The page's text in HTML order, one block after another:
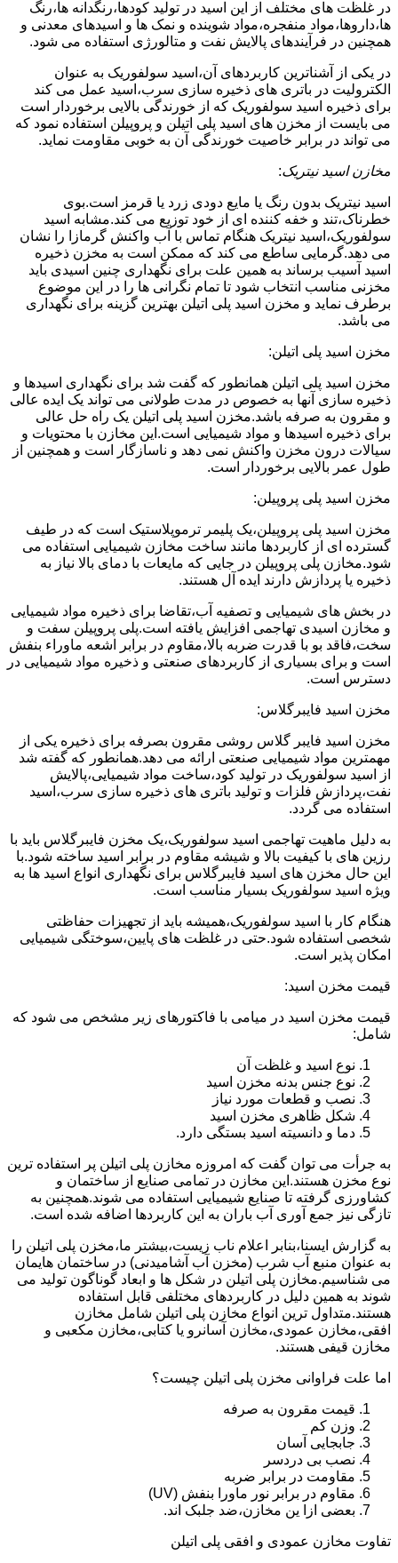
در غلظت های مختلف از این اسید در تولید کودها،رنگدانه ها،رنگ
ها،داروها،مواد منفجره،مواد شوینده و نمک ها و اسیدهای معدنی و
همچنین در فرآیندهای پالایش نفت و متالورژی استفاده می شود.
در یکی از آشناترین کاربردهای آن،اسید سولفوریک به عنوان
الکترولیت در باتری های ذخیره سازی سرب،اسید عمل می کند
برای ذخیره اسید سولفوریک که از خورندگی بالایی برخوردار است
می بایست از مخزن های اسید پلی اتیلن و پروپیلن استفاده نمود که
می تواند در برابر خاصیت خورندگی آن به خوبی مقاومت نماید.
مخازن اسید نیتریک:
اسید نیتریک بدون رنگ یا مایع دودی زرد یا قرمز است.بوی
خطرناک،تند و خفه کننده ای از خود توزیع می کند.مشابه اسید
سولفوریک،اسید نیتریک هنگام تماس با آب واکنش گرمازا را نشان
می دهد.گرمایی ساطع می کند که ممکن است به مخزن ذخیره
اسید آسیب برساند به همین علت برای نگهداری چنین اسیدی باید
مخزنی مناسب انتخاب شود تا تمام نگرانی ها را در این موضوع
برطرف نماید و مخزن اسید پلی اتیلن بهترین گزینه برای نگهداری
می باشد.
مخزن اسید پلی اتیلن:
مخزن اسید پلی اتیلن همانطور که گفت شد برای نگهداری اسیدها و
ذخیره سازی آنها به خصوص در مدت طولانی می تواند یک ایده عالی
و مقرون به صرفه باشد.مخزن اسید پلی اتیلن یک راه حل عالی
برای ذخیره اسیدها و مواد شیمیایی است.این مخازن با محتویات و
سیالات درون مخزن واکنش نمی دهد و ناسازگار است و همچنین از
طول عمر بالایی برخوردار است.
مخزن اسید پلی پروپیلن:
مخزن اسید پلی پروپیلن،یک پلیمر ترموپلاستیک است که در طیف
گسترده ای از کاربردها مانند ساخت مخازن شیمیایی استفاده می
شود.مخازن پلی پروپیلن در جایی که مایعات با دمای بالا نیاز به
ذخیره یا پردازش دارند ایده آل هستند.
در بخش های شیمیایی و تصفیه آب،تقاضا برای ذخیره مواد شیمیایی
و مخازن اسیدی تهاجمی افزایش یافته است.پلی پروپیلن سفت و
سخت،فاقد بو با قدرت ضربه بالا،مقاوم در برابر اشعه ماوراء بنفش
است و برای بسیاری از کاربردهای صنعتی و ذخیره مواد شیمیایی در
دسترس است.
مخزن اسید فایبرگلاس:
مخزن اسید فایبر گلاس روشی مقرون بصرفه برای ذخیره یکی از
مهمترین مواد شیمیایی صنعتی ارائه می دهد.همانطور که گفته شد
از اسید سولفوریک در تولید کود،ساخت مواد شیمیایی،پالایش
نفت،پردازش فلزات و تولید باتری های ذخیره سازی سرب،اسید
استفاده می گردد.
به دلیل ماهیت تهاجمی اسید سولفوریک،یک مخزن فایبرگلاس باید با
رزین های با کیفیت بالا و شیشه مقاوم در برابر اسید ساخته شود.با
این حال مخزن های اسید فایبرگلاس برای نگهداری انواع اسید ها به
ویژه اسید سولفوریک بسیار مناسب است.
هنگام کار با اسید سولفوریک،همیشه باید از تجهیزات حفاظتی
شخصی استفاده شود.حتی در غلظت های پایین،سوختگی شیمیایی
امکان پذیر است.
قیمت مخزن اسید:
قیمت مخزن اسید در میامی با فاکتورهای زیر مشخص می شود که
شامل:
نوع اسید و غلظت آن
نوع جنس بدنه مخزن اسید
نصب و قطعات مورد نیاز
شکل ظاهری مخزن اسید
دما و دانسیته اسید بستگی دارد.
به جرأت می توان گفت که امروزه مخازن پلی اتیلن پر استفاده ترین
نوع مخزن هستند.این مخازن در تمامی صنایع از ساختمان و
کشاورزی گرفته تا صنایع شیمیایی استفاده می شوند.همچنین به
تازگی نیز جمع آوری آب باران به این کاربردها اضافه شده است.
به گزارش ایسنا،بنابر اعلام ناب زیست،بیشتر ما،مخزن پلی اتیلن را
به عنوان منبع آب شرب (مخزن آب آشامیدنی) در ساختمان هایمان
می شناسیم.مخازن پلی اتیلن در شکل ها و ابعاد گوناگون تولید می
شوند به همین دلیل در کاربردهای مختلفی قابل استفاده
هستند.متداول ترین انواع مخازن پلی اتیلن شامل مخازن
افقی،مخازن عمودی،مخازن آسانرو یا کتابی،مخازن مکعبی و
مخازن قیفی هستند.
اما علت فراوانی مخزن پلی اتیلن چیست؟
قیمت مقرون به صرفه
وزن کم
جابجایی آسان
نصب بی دردسر
مقاومت در برابر ضربه
مقاوم در برابر نور ماورا بنفش (UV)
بعضی ازا ین مخازن،ضد جلبک اند.
تفاوت مخازن عمودی و افقی پلی اتیلن